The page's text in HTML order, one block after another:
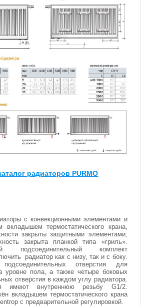
радиаторов PURMO
с конвекционными элементами и
вкладышем термостатического крана,
закрыты защитными элементами,
закрыта планкой типа «гриль».
подсоединительный комплект
радиатор как с низу, так и с боку.
отверстия для
уровне пола, а также четыре боковых
отверстия в каждом углу радиатора.
имеют внутреннюю резьбу G1/2.
вкладышем термостатического крана
с предварительной регулировкой.